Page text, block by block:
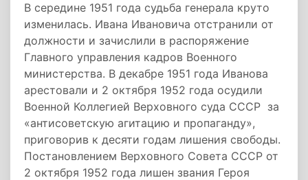
В середине 1951 года судьба генерала круто
изменилась. Ивана Ивановича отстранили от
должности и зачислили в распоряжение
Главного управления кадров Военного
министерства. В декабре 1951 года Иванова
арестовали и 2 октября 1952 года осудили
Военной Коллегией Верховного суда СССР за
«антисоветскую агитацию и пропаганду»,
приговорив к десяти годам лишения свободы.
Постановлением Верховного Совета СССР от
2 октября 1952 года лишен звания Героя